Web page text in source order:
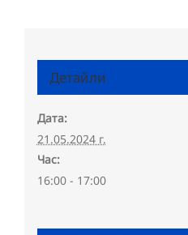
Детайли
Дата:
21.05.2024 г.
Час:
16:00 - 17:00